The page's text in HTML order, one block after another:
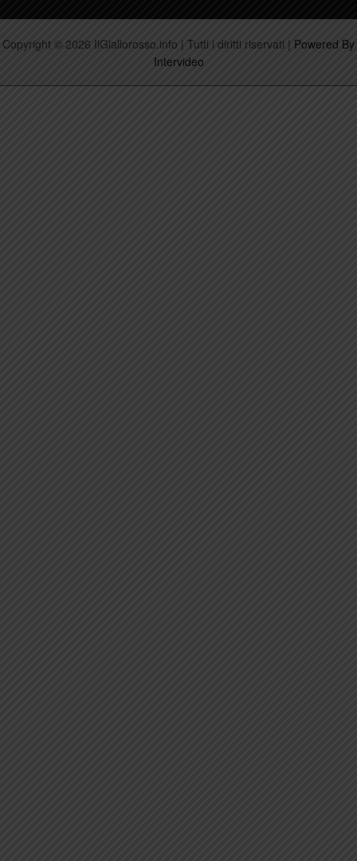
Copyright © 2026 IlGiallorosso.info | Tutti i diritti riservati | Powered By
Intervideo